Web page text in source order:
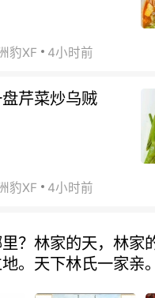
豹XF 4小时前
芹菜炒乌贼
豹XF 4小时前
？林家的天，林家
。天下林氏一家亲。